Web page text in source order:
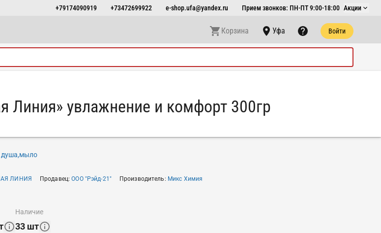
+79174090919 +73472699922 e-shop.ufa@yandex.ru Прием звонков: ПН-ПТ 9:00-18:00 Акции
Корзина Уфа Войти
Линия» увлажнение и комфорт 300гр
душа,мыло
ЛИНИЯ Продавец:ООО "Рэйд-21" Производитель: Микс Химия
наличие
33 шт